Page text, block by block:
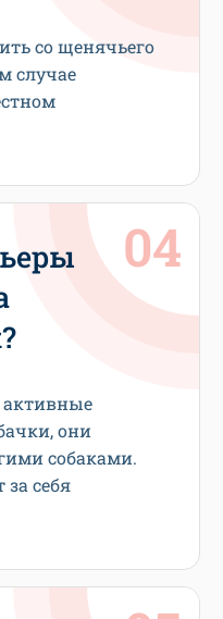
со щенячьего
случае
активные
они
собаками.
себя